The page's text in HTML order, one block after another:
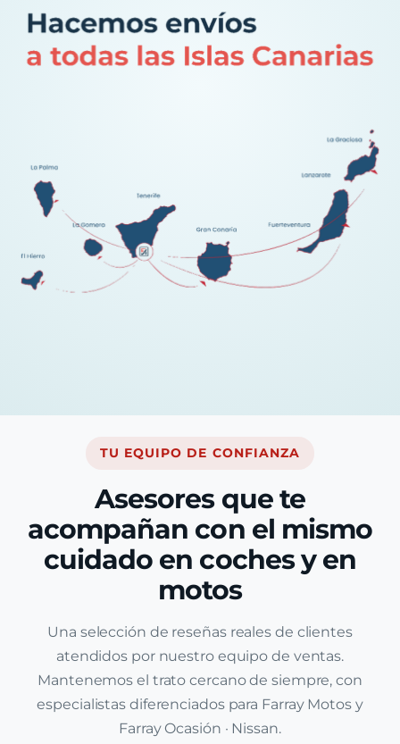
TU EQUIPO DE CONFIANZA
Asesores que te
acompañan con el mismo
cuidado en coches y en
motos
Una selección de reseñas reales de clientes
atendidos por nuestro equipo de ventas.
Mantenemos el trato cercano de siempre, con
especialistas diferenciados para Farray Motos y
Farray Ocasión · Nissan.